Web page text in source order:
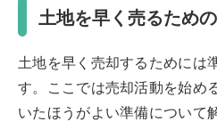
土地を早く売るため
土地を早く売却するためには
す。ここでは売却活動を始め
いたほうがよい準備について